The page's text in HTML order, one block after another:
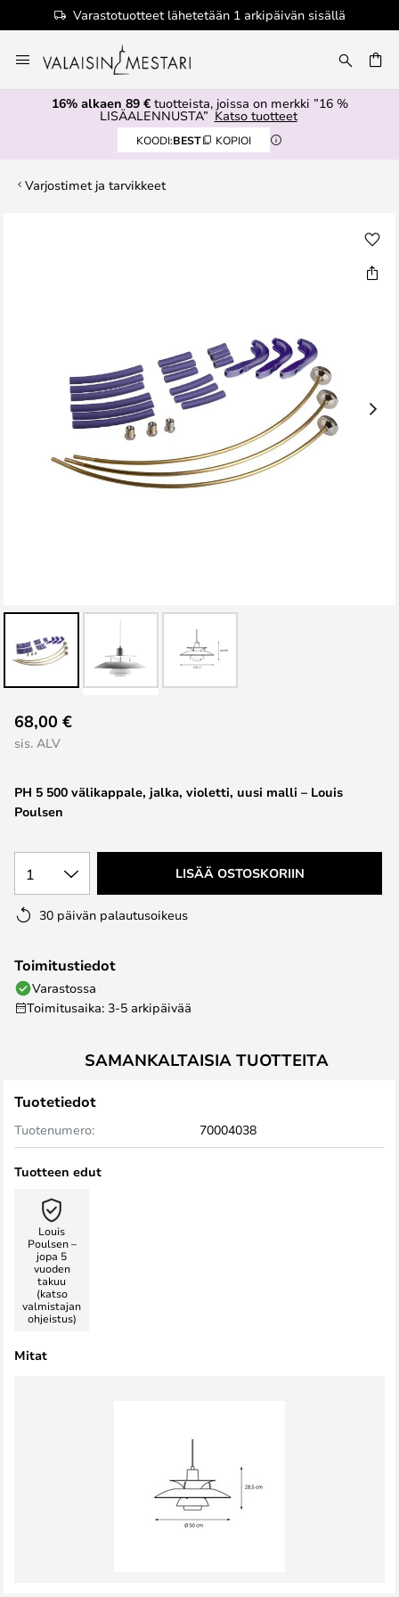
Varastotuotteet lähetetään 1 arkipäivän sisällä
to
Content
16% alkaen 89 €tuotteista, joissa on merkki ”16 %
LISÄALENNUSTA” Katso tuotteet
KOODI:BEST KOPIOI
Varjostimet ja tarvikkeet
to
the
of
the
PH 5 500 välikappale, jalka, violetti, uusi malli – Louis
Poulsen
68,00 €
sis. ALV
1 LISÄÄ OSTOSKORIIN
30 päivän palautusoikeus
Toimitustiedot
Varastossa
Toimitusaika: 3-5 arkipäivää
SAMANKALTAISIA TUOTTEITA
Tuotetiedot
Tuotenumero: 70004038
Tuotteen edut
Louis
Poulsen –
jopa 5
vuoden
takuu
(katso
valmistajan
ohjeistus)
Mitat